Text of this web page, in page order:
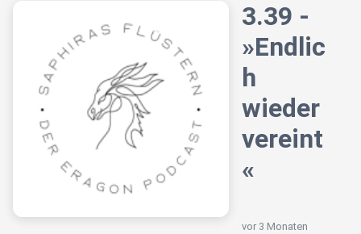
3.39 -
»Endlic
h
wieder
vereint
«
vor 3 Monaten